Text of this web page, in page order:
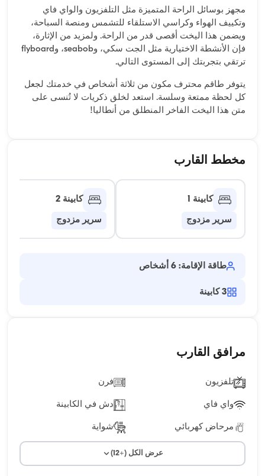
مجهز بوسائل الراحة المتميزة مثل التلفزيون والواي فاي
وتكييف الهواء وكراسي الاستلقاء للتشمس ومنصة السباحة،
ويضمن هذا اليخت أقصى قدر من الراحة. ولمزيد من الإثارة،
فإن الأنشطة الاختيارية مثل الجت سكي، وseabob، وflyboard
ترتقي بتجربتك إلى المستوى التالي.
يتوفر طاقم محترف مكون من ثلاثة أشخاص في خدمتك لجعل
كل لحظة ممتعة وسلسة. استعد لخلق ذكريات لا تُنسى على
متن هذا اليخت الفاخر المنطلق من أنطاليا!
مخطط القارب
كابينة 1
سرير مزدوج
كابينة 2
سرير مزدوج
طاقة الإقامة: 6 أشخاص
3 كابينة
مرافق القارب
تلفزيون فرن
واي فاي دش في الكابينة
مرحاض كهربائي شواية
عرض الكل (+12)